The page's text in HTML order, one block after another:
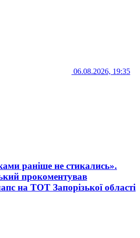
06.08.2026, 19:35
раніше не стикались».
прокоментував
на ТОТ Запорізької області